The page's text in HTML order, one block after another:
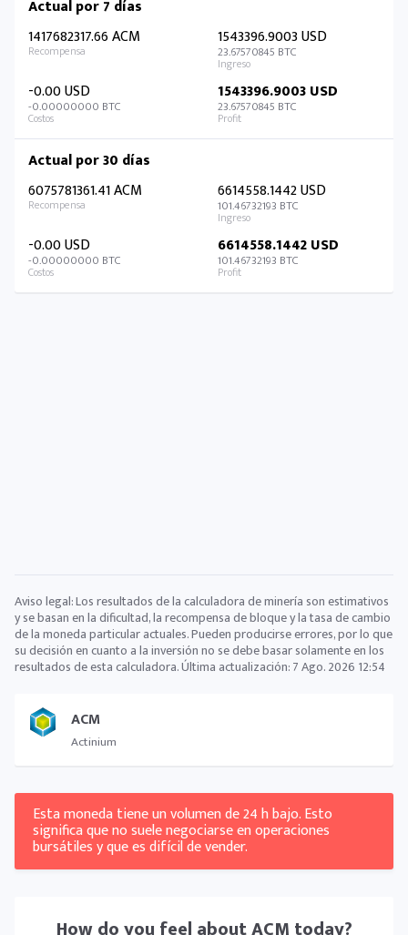
ACM
Actinium
Esta moneda tiene un volumen de 24 h bajo. Esto
significa que no suele negociarse en operaciones
bursátiles y que es difícil de vender.
Actual por 7 días
1417682317.66 ACM
1543396.9003 USD
23.67570845 BTC
-0.00 USD
-0.00000000 BTC
1543396.9003 USD
23.67570845 BTC
Actual por 30 días
6075781361.41 ACM
6614558.1442 USD
101.46732193 BTC
-0.00 USD
-0.00000000 BTC
6614558.1442 USD
101.46732193 BTC
Aviso legal: Los resultados de la calculadora de minería son estimativos
y se basan en la dificultad, la recompensa de bloque y la tasa de cambio
de la moneda particular actuales. Pueden producirse errores, por lo que
su decisión en cuanto a la inversión no se debe basar solamente en los
resultados de esta calculadora. Última actualización:7 Ago. 2026 12:54